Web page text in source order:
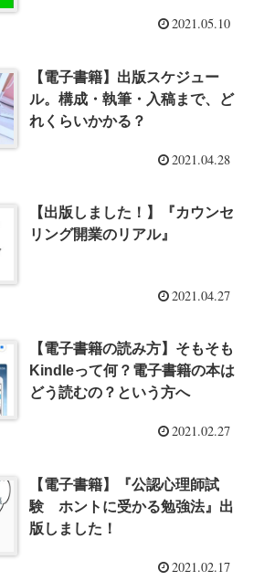
2021.05.10
【電子書籍】出版スケジュー
ル。構成・執筆・入稿まで、ど
れくらいかかる？
2021.04.28
【出版しました！】『カウンセ
リング開業のリアル』
2021.04.27
【電子書籍の読み方】そもそも
Kindleって何？電子書籍の本は
どう読むの？という方へ
2021.02.27
【電子書籍】『公認心理師試
験 ホントに受かる勉強法』出
版しました！
2021.02.17